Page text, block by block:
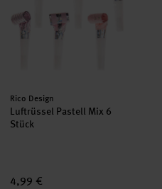
Hersteller:
Rico Design
Luftrüssel Pastell Mix 6
Stück
4,99 €